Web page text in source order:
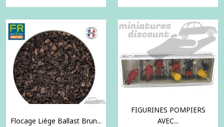
Flocage Liège Ballast Brun...
FIGURINES POMPIERS
AVEC...